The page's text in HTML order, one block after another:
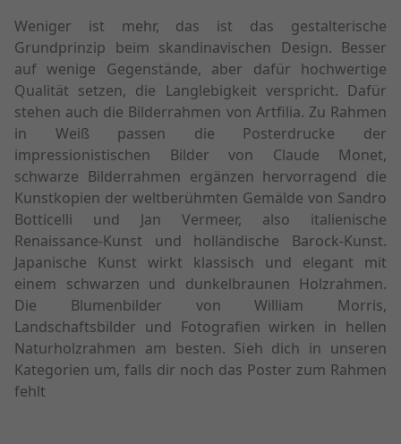
Weniger ist mehr, das ist das gestalterische
Grundprinzip beim skandinavischen Design. Besser
auf wenige Gegenstände, aber dafür hochwertige
Qualität setzen, die Langlebigkeit verspricht. Dafür
stehen auch die Bilderrahmen von Artfilia. Zu Rahmen
in Weiß passen die Posterdrucke der
impressionistischen Bilder von Claude Monet,
schwarze Bilderrahmen ergänzen hervorragend die
Kunstkopien der weltberühmten Gemälde von Sandro
Botticelli und Jan Vermeer, also italienische
Renaissance-Kunst und holländische Barock-Kunst.
Japanische Kunst wirkt klassisch und elegant mit
einem schwarzen und dunkelbraunen Holzrahmen.
Die Blumenbilder von William Morris,
Landschaftsbilder und Fotografien wirken in hellen
Naturholzrahmen am besten. Sieh dich in unseren
Kategorien um, falls dir noch das Poster zum Rahmen
fehlt